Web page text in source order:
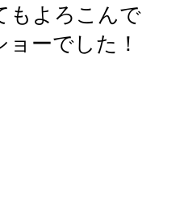
もよろこんで
ーでした！